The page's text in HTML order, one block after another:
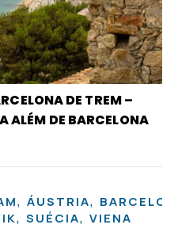
DE TREM –
ALÉM DE BARCELONA
, ÁUSTRIA,
, SUÉCIA, VIENA